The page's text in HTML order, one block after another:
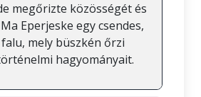
megőrizte közösségét és
Eperjeske egy csendes,
mely büszkén őrzi
hagyományait.